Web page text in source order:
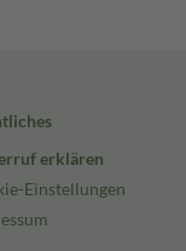
erklären
Einstellungen